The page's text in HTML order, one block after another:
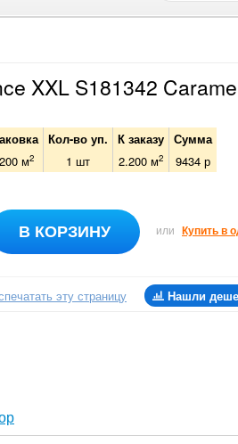
XXL S181342
Кол-во уп. К заказу Сумма
м2 1 шт 2.200 м2 9434 р
В КОРЗИНУ или Купить в
эту страницу Нашли